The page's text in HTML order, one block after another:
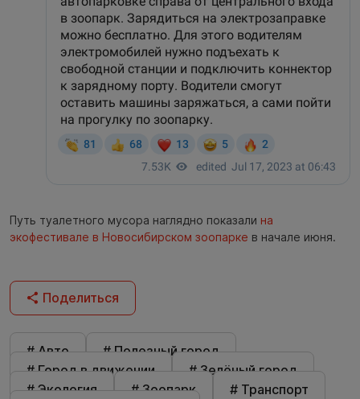
Путь туалетного мусора наглядно показали на
экофестивале в Новосибирском зоопарке в начале июня.
Поделиться
# Авто
# Полезный город
# Город в движении
# Зелёный город
# Экология
# Зоопарк
# Транспорт